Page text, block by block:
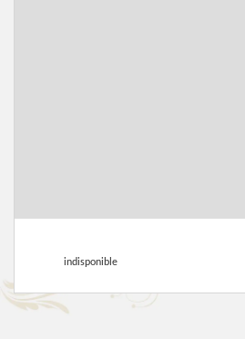
indisponible